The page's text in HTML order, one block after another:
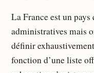
La France est un
administratives mais
définir
fonction d’une liste